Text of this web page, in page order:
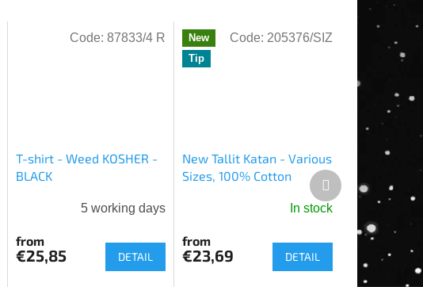
T-shirt - Weed KOSHER -
BLACK
5 working days
from
€25,85 DETAIL
Code:87833/4 R
New
Tip
New Tallit Katan - Various
Sizes, 100% Cotton
In stock
from
€23,69 DETAIL
Code: 205376/SIZ
Next
product